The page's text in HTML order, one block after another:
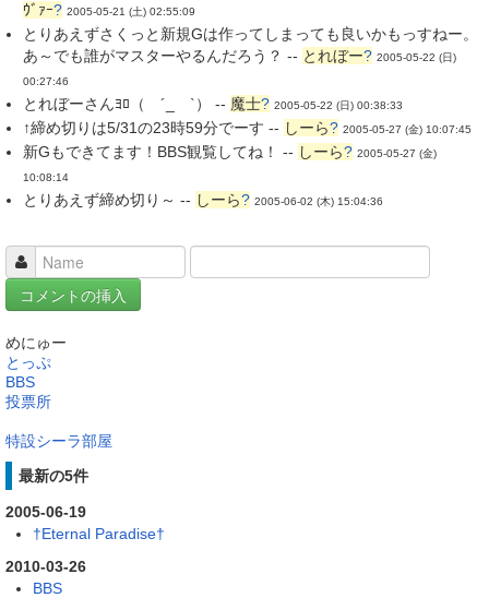
ｳﾞｧｰ? 2005-05-21 (土) 02:55:09
とりあえずさくっと新規Gは作ってしまっても良いかもっすねー。
あ～でも誰がマスターやるんだろう？ -- とれぼー? 2005-05-22 (日)
00:27:46
とれぼーさんﾖﾛ（ ´_ゝ`） -- 魔士? 2005-05-22 (日) 00:38:33
↑締め切りは5/31の23時59分でーす -- しーら? 2005-05-27 (金) 10:07:45
新Gもできてます！BBS観覧してね！ -- しーら? 2005-05-27 (金)
10:08:14
とりあえず締め切り～ -- しーら? 2005-06-02 (木) 15:04:36
めにゅー
とっぷ
BBS
投票所
特設シーラ部屋
最新の5件
2005-06-19
†Eternal Paradise†
2010-03-26
BBS